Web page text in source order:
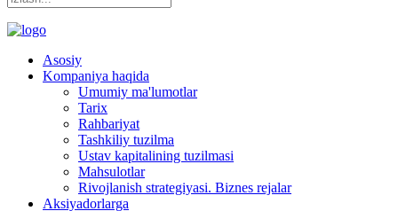
Asosiy
Kompaniya haqida
Umumiy ma'lumotlar
Tarix
Rahbariyat
Tashkiliy tuzilma
Ustav kapitalining tuzilmasi
Mahsulotlar
Rivojlanish strategiyasi. Biznes rejalar
Aksiyadorlarga